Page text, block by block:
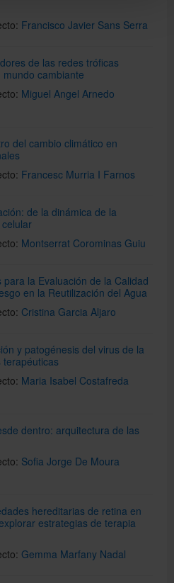
Francisco Javier Sans Serra
de las redes tróficas
cambiante
Miguel Angel Arnedo
del cambio climático en
Francesc Murria I Farnos
de la dinámica de la
Montserrat Corominas Guiu
la Evaluación de la Calidad
en la Reutilización del Agua
Cristina Garcia Aljaro
y patogénesis del virus de la
terapéuticas
Maria Isabel Costafreda
dentro: arquitectura de las
Sofia Jorge De Moura
hereditarias de retina en
estrategias de terapia
Gemma Marfany Nadal